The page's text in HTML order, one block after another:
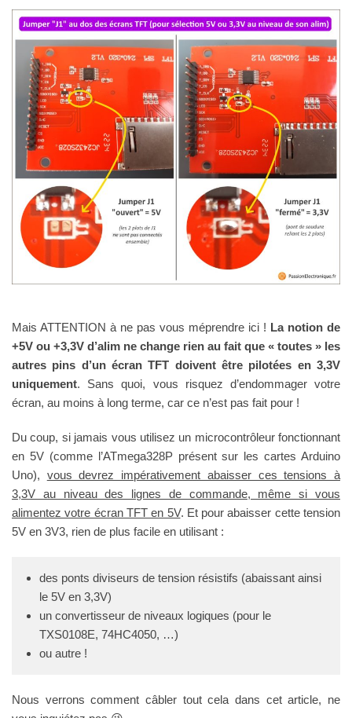
Mais ATTENTION à ne pas vous méprendre ici ! La notion de
+5V ou +3,3V d’alim ne change rien au fait que « toutes » les
autres pins d’un écran TFT doivent être pilotées en 3,3V
uniquement. Sans quoi, vous risquez d’endommager votre
écran, au moins à long terme, car ce n’est pas fait pour !
Du coup, si jamais vous utilisez un microcontrôleur fonctionnant
en 5V (comme l’ATmega328P présent sur les cartes Arduino
Uno), vous devrez impérativement abaisser ces tensions à
3,3V au niveau des lignes de commande, même si vous
alimentez votre écran TFT en 5V. Et pour abaisser cette tension
5V en 3V3, rien de plus facile en utilisant :
des ponts diviseurs de tension résistifs (abaissant ainsi
le 5V en 3,3V)
un convertisseur de niveaux logiques (pour le
TXS0108E, 74HC4050, …)
ou autre !
Nous verrons comment câbler tout cela dans cet article, ne